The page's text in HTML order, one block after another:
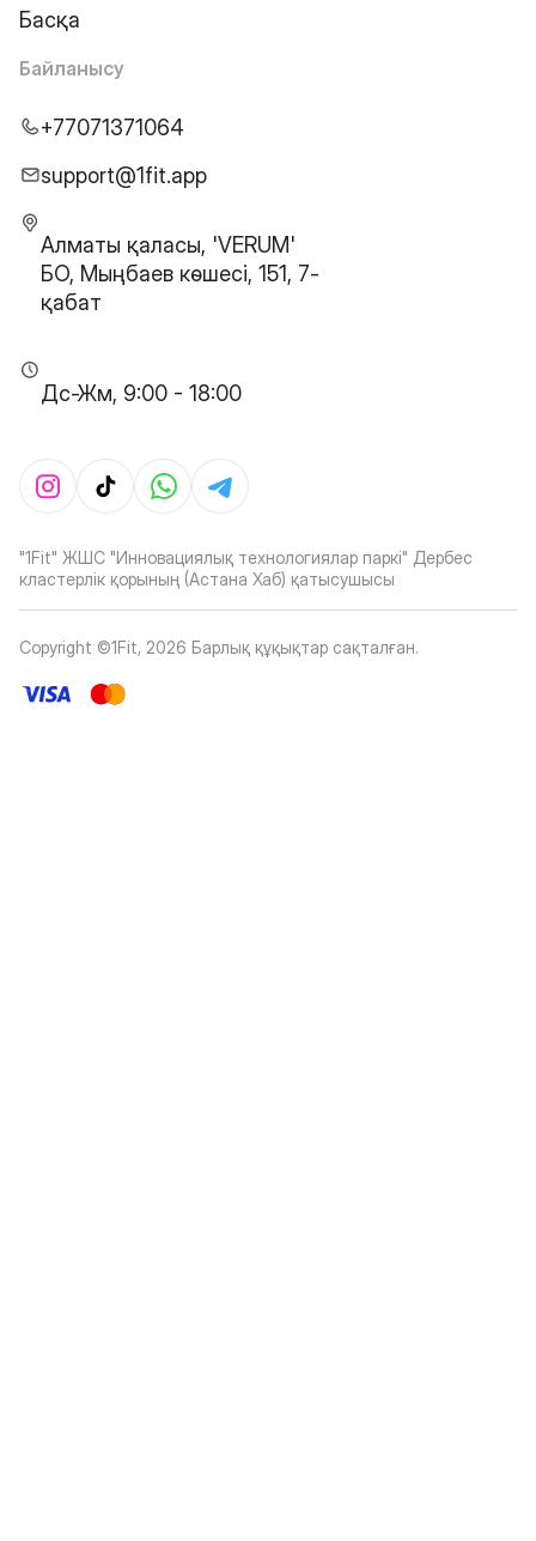
Басқа
Байланысу
+77071371064
support@1fit.app
Алматы қаласы, 'VERUM'
БО, Мыңбаев көшесі, 151, 7-
қабат
Дс-Жм, 9:00 - 18:00
"1Fit" ЖШС "Инновациялық технологиялар паркі" Дербес
кластерлік қорының (Астана Хаб) қатысушысы
Copyright ©1Fit, 2026 Барлық құқықтар сақталған.